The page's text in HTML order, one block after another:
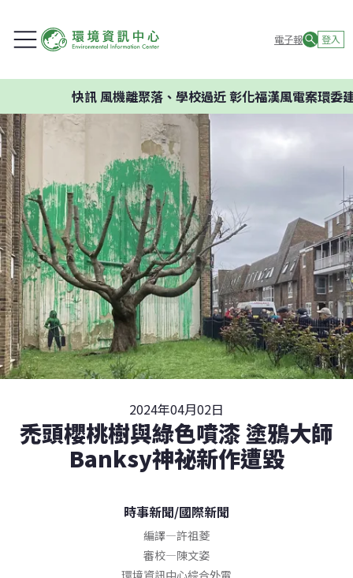
電子報 登入
快訊風機離聚落、學校過近 彰化福漢風電案環委建議
2024年04月02日
禿頭櫻桃樹與綠色噴漆 塗鴉大師
Banksy神祕新作遭毀
時事新聞/國際新聞
編譯—許祖菱
審校—陳文姿
環境資訊中心綜合外電